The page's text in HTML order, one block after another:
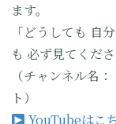
ます。
「どうしても 自
も 必ず見てくださ
（チャンネル名：
ト）
YouTubeはこ